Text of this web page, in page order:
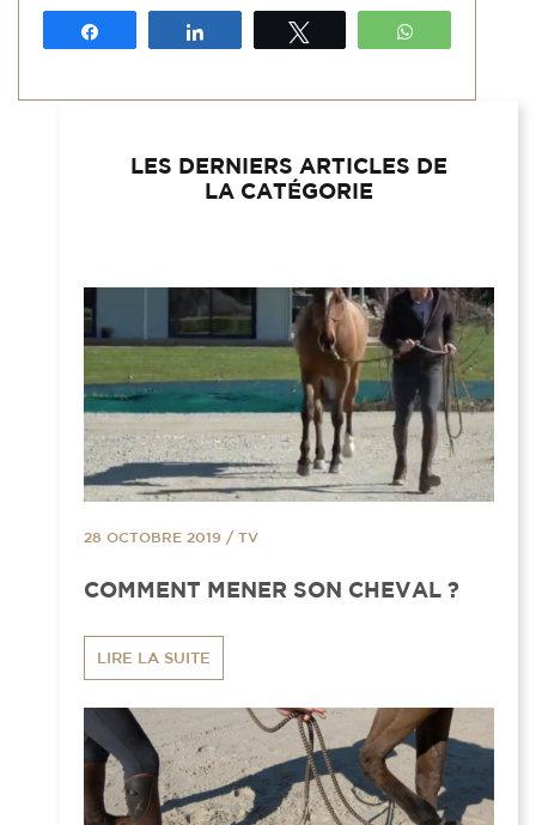
LES DERNIERS ARTICLES DE
LA CATÉGORIE
28 OCTOBRE 2019 / TV
COMMENT MENER SON CHEVAL ?
LIRE LA SUITE